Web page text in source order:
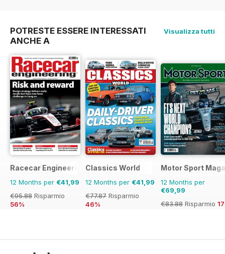
POTRESTE ESSERE INTERESSATI
ANCHE A
Visualizza tutti
Racecar Engineering
12 Months per €41,99
€95.88 Risparmio
56%
Classics World
12 Months per €41,99
€77.87 Risparmio
46%
Motor Sport
12 Months per
€69,99
€83.88 Risparmio